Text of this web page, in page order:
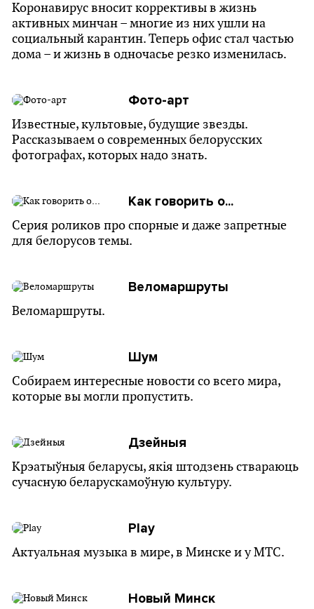
Коронавирус вносит коррективы в жизнь
активных минчан – многие из них ушли на
социальный карантин. Теперь офис стал частью
дома – и жизнь в одночасье резко изменилась.
Фото-арт
Известные, культовые, будущие звезды.
Рассказываем о современных белорусских
фотографах, которых надо знать.
Как говорить о...
Серия роликов про спорные и даже запретные
для белорусов темы.
Веломаршруты
Веломаршруты.
Шум
Собираем интересные новости со всего мира,
которые вы могли пропустить.
Дзейныя
Крэатыўныя беларусы, якія штодзень ствараюць
сучасную беларускамоўную культуру.
Play
Актуальная музыка в мире, в Минске и у МТС.
Новый Минск